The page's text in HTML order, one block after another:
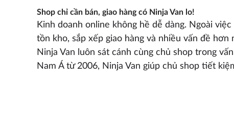
Shop chỉ cần bán, giao hàng có Ninja Van lo!
Kinh doanh online không hề dễ dàng. Ngoài
tồn kho, sắp xếp giao hàng và nhiều vấn đề hơn
Ninja Van luôn sát cánh cùng chủ shop trong
Nam Á từ 2006, Ninja Van giúp chủ shop tiết